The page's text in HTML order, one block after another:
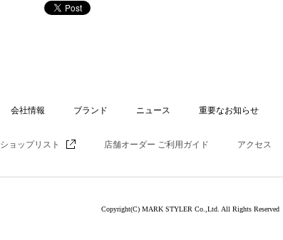
会社情報 ブランド ニュース 重要なお知らせ
ショップリスト 店舗オーダー ご利用ガイド アクセス
Copyright(C) MARK STYLER Co.,Ltd. All Rights Reserved